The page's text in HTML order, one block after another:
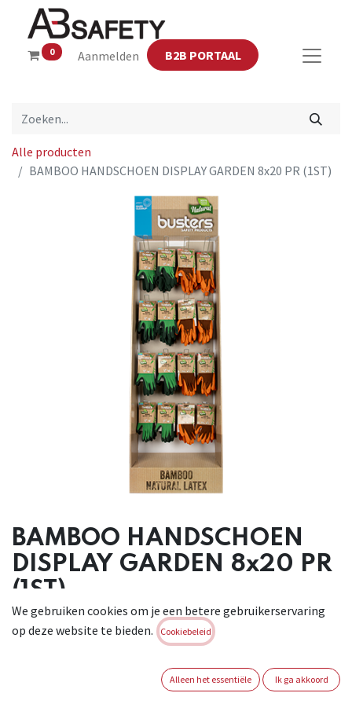
0 Aanmelden B2B PORTAAL
Alle producten
BAMBOO HANDSCHOEN DISPLAY GARDEN 8x20 PR (1ST)
BAMBOO HANDSCHOEN
DISPLAY GARDEN 8x20 PR
(1ST)
Palletdisplay gevuld met het volledige assortiment Bamboo
Handschoenen "Garden": Garden Light (maten 7, 8, 9, 10 - 20
We gebruiken cookies om je een betere gebruikerservaring
op deze website te bieden.
Cookiebeleid
Alleen het essentiële Ik ga akkoord